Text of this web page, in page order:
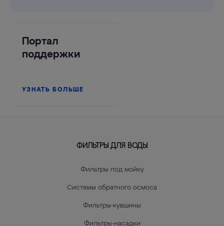
Портал
поддержки
УЗНАТЬ БОЛЬШЕ
ФИЛЬТРЫ ДЛЯ ВОДЫ
Фильтры под мойку
Системы обратного осмоса
Фильтры-кувшины
Фильтры-насадки